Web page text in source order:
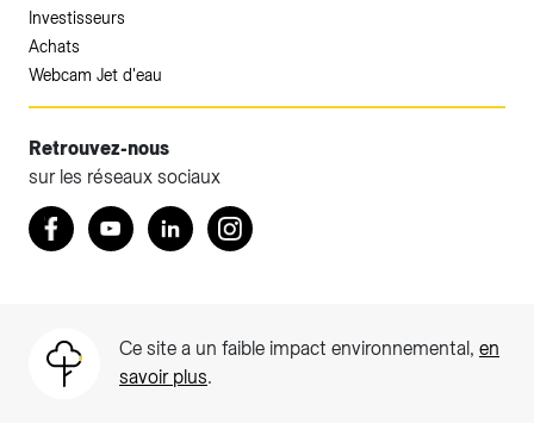
Investisseurs
Achats
Webcam Jet d'eau
Retrouvez-nous
sur les réseaux sociaux
Retrouvez nous sur Facebook
YoutubeLinkedInInstagram
Ce site a un faible impact environnemental, en
savoir plus.
Accéder à votre espace client SIG.
Votre espace client SIG n'est pas optimisé pour une
Particuliers)